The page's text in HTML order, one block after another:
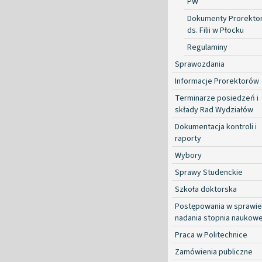
Dokumenty
ds. Filii w Płocku
Regulaminy
Sprawozdania
Informacje Prorektorów
Terminarze posiedzeń i
składy Rad Wydziałów
Dokumentacja kontroli i
raporty
Wybory
Sprawy Studenckie
Szkoła doktorska
Postępowania w sprawie
nadania stopnia
Praca w Politechnice
Zamówienia publiczne